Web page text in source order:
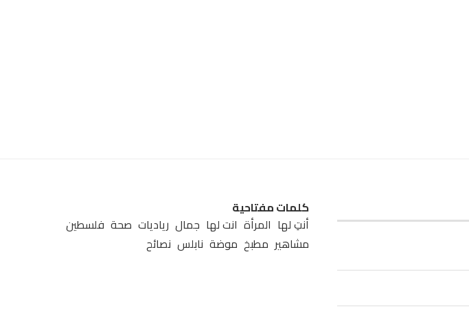
كلمات مفتاحية
أنتِ لها المرأة انت لها جمال رياديات صحة فلسطين
مشاهير مطبخ موضة نابلس نصائح